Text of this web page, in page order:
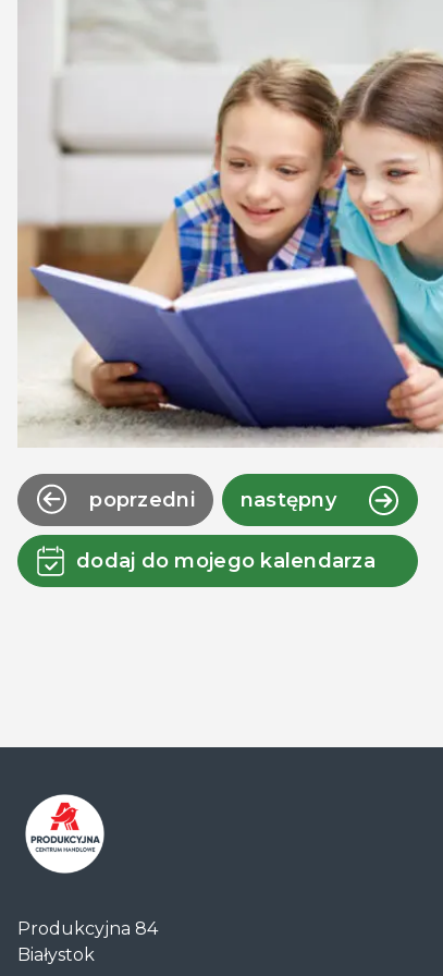
poprzedni następny
dodaj do mojego kalendarza
Handlowe
Auchan
Produkcyjna
Produkcyjna 84
Białystok